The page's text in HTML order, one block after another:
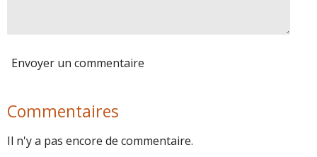
Envoyer un commentaire
Commentaires
Il n'y a pas encore de commentaire.